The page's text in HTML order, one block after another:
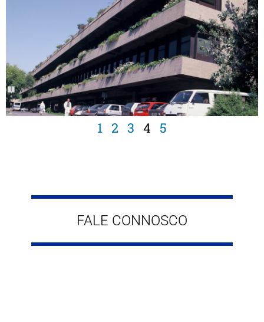
1 2 3 4 5
FALE CONNOSCO